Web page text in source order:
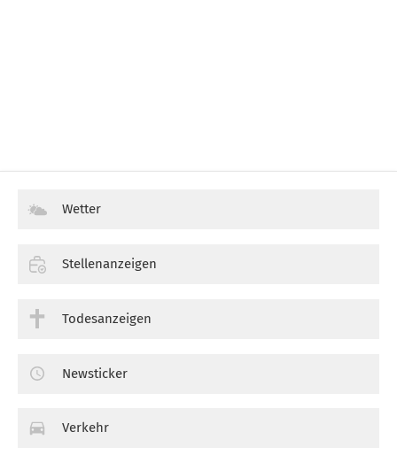
Wetter
Stellenanzeigen
Todesanzeigen
Newsticker
Verkehr